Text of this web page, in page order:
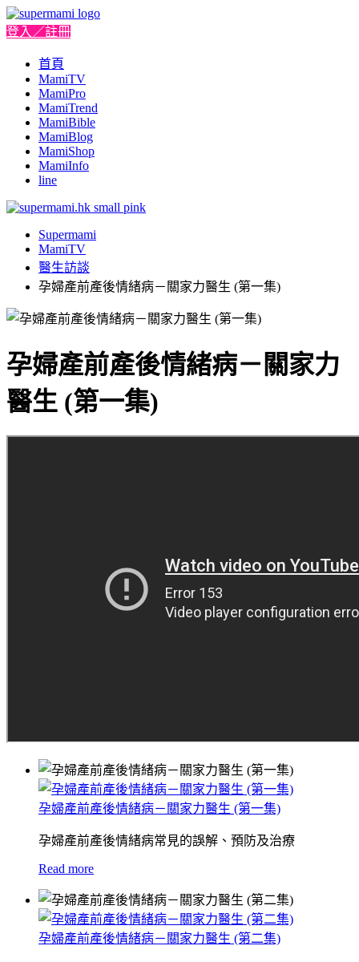
登入／註冊
首頁
MamiTV
MamiPro
MamiTrend
MamiBible
MamiBlog
MamiShop
MamiInfo
line
Supermami
MamiTV
醫生訪談
孕婦產前產後情緒病－關家力醫生 (第一集)
孕婦產前產後情緒病－關家力
醫生 (第一集)
孕婦產前產後情緒病－關家力醫生 (第一集)
孕婦產前產後情緒病常見的誤解、預防及治療
Read more
孕婦產前產後情緒病－關家力醫生 (第二集)